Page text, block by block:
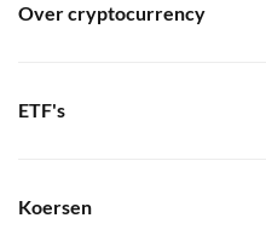
Over cryptocurrency
ETF's
Koersen